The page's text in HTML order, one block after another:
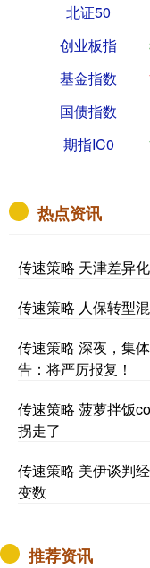
北证50
创业板指
基金指数
国债指数
期指IC0
热点资讯
传速策略 天津差异
传速策略 人保转型
传速策略 深夜，集
告：将严厉报复！
传速策略 菠萝拌饭
拐走了
传速策略 美伊谈判
变数
推荐资讯